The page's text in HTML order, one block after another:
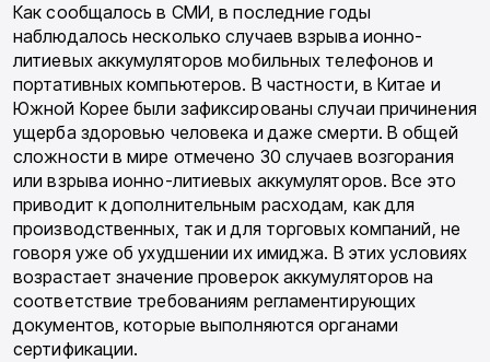
Как сообщалось в СМИ, в последние годы
наблюдалось несколько случаев взрыва ионно-
литиевых аккумуляторов мобильных телефо­нов и
портативных компьютеров. В частности, в Китае и
Южной Корее были зафиксированы случаи причинения
ущерба здоровью человека и даже смерти. В общей
сложности в мире от­мечено 30 случаев возгорания
или взрыва ион­но-литиевых аккумуляторов. Все это
приводит к дополнительным расходам, как для
произво­дственных, так и для торговых компаний, не
говоря уже об ухудшении их имиджа. В этих условиях
возрастает значение проверок акку­муляторов на
соответствие требованиям регла­ментирующих
документов, которые выполня­ются органами
сертификации.